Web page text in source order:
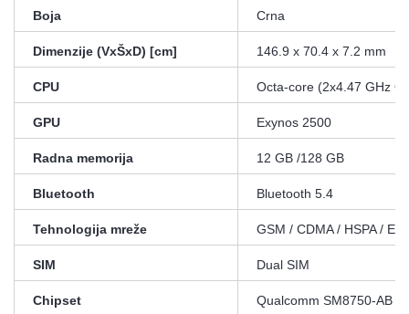
Boja Crna
Dimenzije (VxŠxD) [cm] 146.9 x 70.4 x 7.2 mm
CPU Octa-core (2x4.47 GHz
GPU Exynos 2500
Radna memorija 12 GB /128 GB
Bluetooth Bluetooth 5.4
Tehnologija mreže GSM / CDMA / HSPA /
SIM Dual SIM
Chipset Qualcomm SM8750-AB